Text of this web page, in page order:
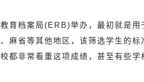
档案局(ERB)举办，最初就是用
麻省等其他地区，该筛选学生的
都非常看重这项成绩，甚至有些